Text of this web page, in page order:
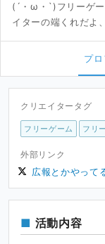
(´・ω・`)フリーゲ
イターの端くれだよ
プ
クリエイタータグ
フリーゲーム フリ
外部リンク
広報とかやって
活動内容